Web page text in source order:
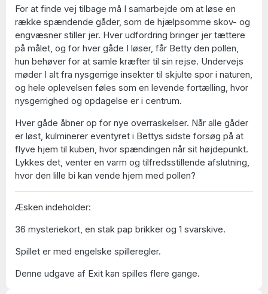
For at finde vej tilbage må I samarbejde om at løse en
række spændende gåder, som de hjælpsomme skov- og
engvæsner stiller jer. Hver udfordring bringer jer tættere
på målet, og for hver gåde I løser, får Betty den pollen,
hun behøver for at samle kræfter til sin rejse. Undervejs
møder I alt fra nysgerrige insekter til skjulte spor i naturen,
og hele oplevelsen føles som en levende fortælling, hvor
nysgerrighed og opdagelse er i centrum.
Hver gåde åbner op for nye overraskelser. Når alle gåder
er løst, kulminerer eventyret i Bettys sidste forsøg på at
flyve hjem til kuben, hvor spændingen når sit højdepunkt.
Lykkes det, venter en varm og tilfredsstillende afslutning,
hvor den lille bi kan vende hjem med pollen?
Æsken indeholder:
36 mysteriekort, en stak pap brikker og 1 svarskive.
Spillet er med engelske spilleregler.
Denne udgave af Exit kan spilles flere gange.